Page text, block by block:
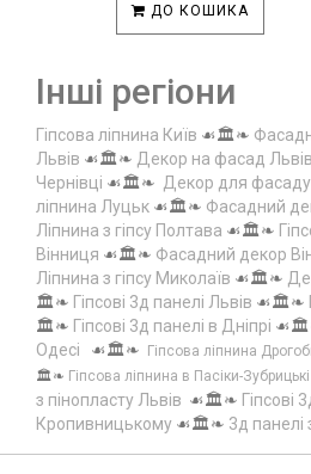
ДО КОШИКА
Інші регіони
Гіпсова ліпнина Київ ☙🏛️❧
Львів ☙🏛️❧ Декор на фасад Львів
Чернівці ☙🏛️❧ Декор для фасаду
ліпнина Луцьк ☙🏛️❧ Фасадний
Ліпнина з гіпсу Полтава ☙🏛️❧
Вінниця ☙🏛️❧ Фасадний декор
Ліпнина з гіпсу Миколаїв ☙🏛️❧
🏛️❧ Гіпсові 3д панелі Львів ☙🏛️❧
🏛️❧ Гіпсові 3д панелі в Дніпрі
Одесі ☙🏛️❧ Гіпсова ліпнина
🏛️❧ Гіпсова ліпнина в Пасіки-Зубрицькі
з пінопласту Львів ☙🏛️❧ Гіпсові
Кропивницькому ☙🏛️❧ 3д панелі